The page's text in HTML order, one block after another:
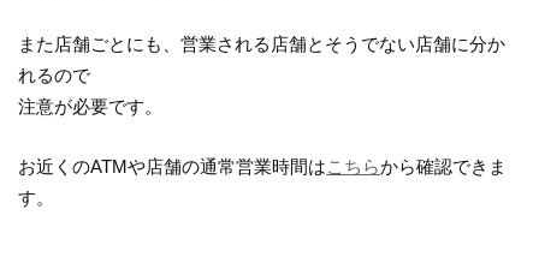
また店舗ごとにも、営業される店舗とそうでない店舗に分か
れるので
注意が必要です。
お近くのATMや店舗の通常営業時間はこちらから確認できま
す。